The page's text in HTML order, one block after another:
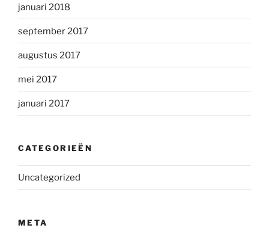
januari 2018
september 2017
augustus 2017
mei 2017
januari 2017
CATEGORIEËN
Uncategorized
META